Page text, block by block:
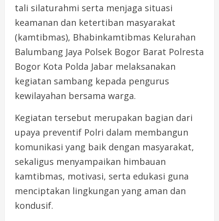
tali silaturahmi serta menjaga situasi
keamanan dan ketertiban masyarakat
(kamtibmas), Bhabinkamtibmas Kelurahan
Balumbang Jaya Polsek Bogor Barat Polresta
Bogor Kota Polda Jabar melaksanakan
kegiatan sambang kepada pengurus
kewilayahan bersama warga.
Kegiatan tersebut merupakan bagian dari
upaya preventif Polri dalam membangun
komunikasi yang baik dengan masyarakat,
sekaligus menyampaikan himbauan
kamtibmas, motivasi, serta edukasi guna
menciptakan lingkungan yang aman dan
kondusif.